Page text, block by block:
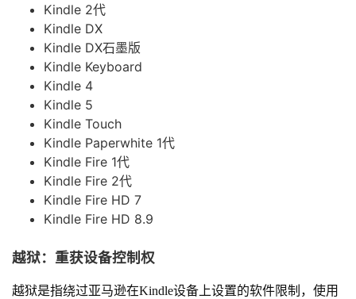
Kindle 2代
Kindle DX
Kindle DX石墨版
Kindle Keyboard
Kindle 4
Kindle 5
Kindle Touch
Kindle Paperwhite 1代
Kindle Fire 1代
Kindle Fire 2代
Kindle Fire HD 7
Kindle Fire HD 8.9
越狱：重获设备控制权
越狱是指绕过亚马逊在Kindle设备上设置的软件限制，使用